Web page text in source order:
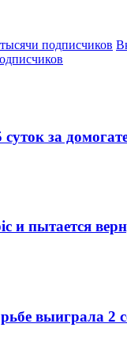
подписчиков
за
и пытается
выиграла